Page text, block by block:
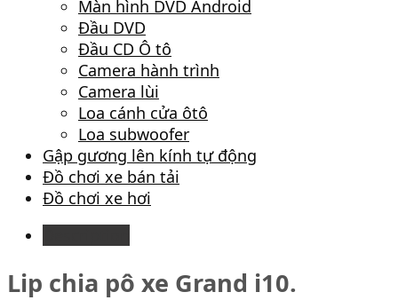
Màn hình DVD Android
Đầu DVD
Đầu CD Ô tô
Camera hành trình
Camera lùi
Loa cánh cửa ôtô
Loa subwoofer
Gập gương lên kính tự động
Đồ chơi xe bán tải
Đồ chơi xe hơi
Lip chia pô xe Grand i10.